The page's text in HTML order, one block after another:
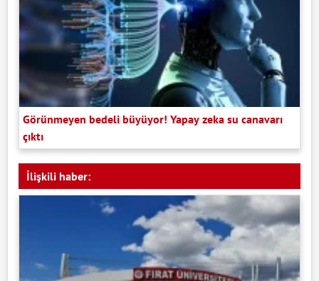
Görünmeyen bedeli büyüyor! Yapay zeka su canavarı
çıktı
İlişkili haber: